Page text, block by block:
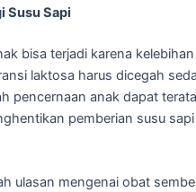
Susu Sapi
bisa terjadi karena
laktosa harus dicegah
pencernaan anak dapat
pemberian susu
ulasan mengenai obat